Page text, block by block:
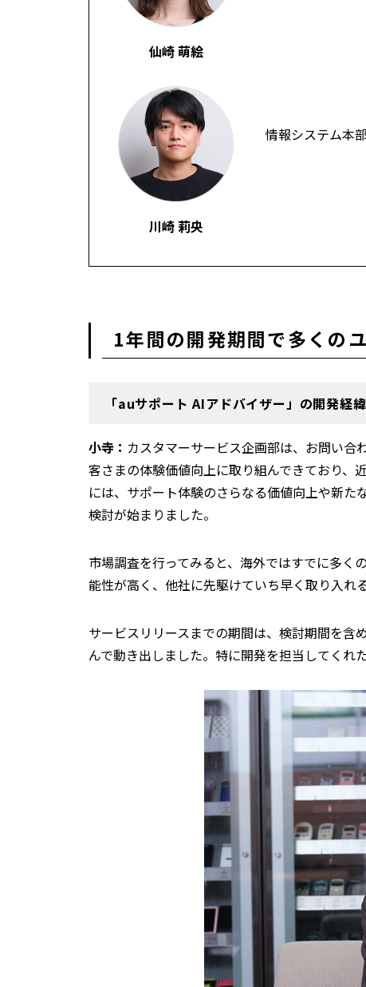
仙崎 萌絵
川崎 莉央
情報システム本
1年間の開発期間で多くの
「auサポート AIアドバイザー」の開発経
小寺： カスタマーサービス企画部は、お問い合
客さまの体験価値向上に取り組んできており、
には、サポート体験のさらなる価値向上や新た
検討が始まりました。
市場調査を行ってみると、海外ではすでに多く
能性が高く、他社に先駆けていち早く取り入れ
サービスリリースまでの期間は、検討期間を
んで動き出しました。特に開発を担当してくれ